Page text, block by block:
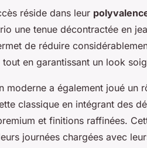
réside dans leur
une tenue décontractée en
de réduire
en garantissant un look
moderne a également joué un
classique en intégrant des
et finitions raffinées.
journées chargées avec